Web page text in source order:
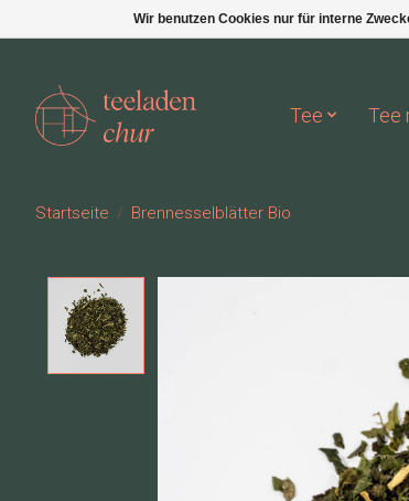
Tee Tee
Startseite / Brennesselblätter Bio
Wir benutzen Cookies nur für interne